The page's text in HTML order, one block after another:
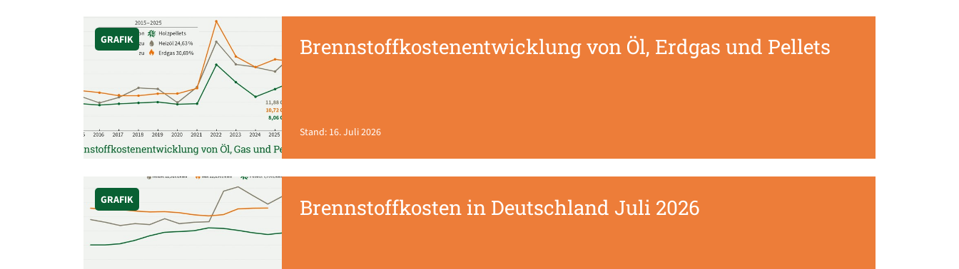
GRAFIK Brennstoffkostenentwicklung von Öl, Erdgas und Pellets
Stand: 16. Juli 2026
GRAFIK Brennstoffkosten in Deutschland Juli 2026